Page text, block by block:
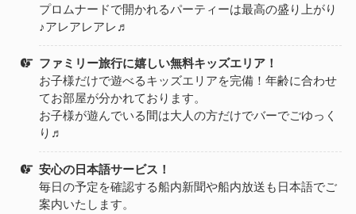
プロムナードで開かれるパーティーは最高の盛り上がり
♪アレアレアレ♬
ファミリー旅行に嬉しい無料キッズエリア！
お子様だけで遊べるキッズエリアを完備！年齢に合わせ
てお部屋が分かれております。
お子様が遊んでいる間は大人の方だけでバーでごゆっく
り♬
安心の日本語サービス！
毎日の予定を確認する船内新聞や船内放送も日本語でご
案内いたします。